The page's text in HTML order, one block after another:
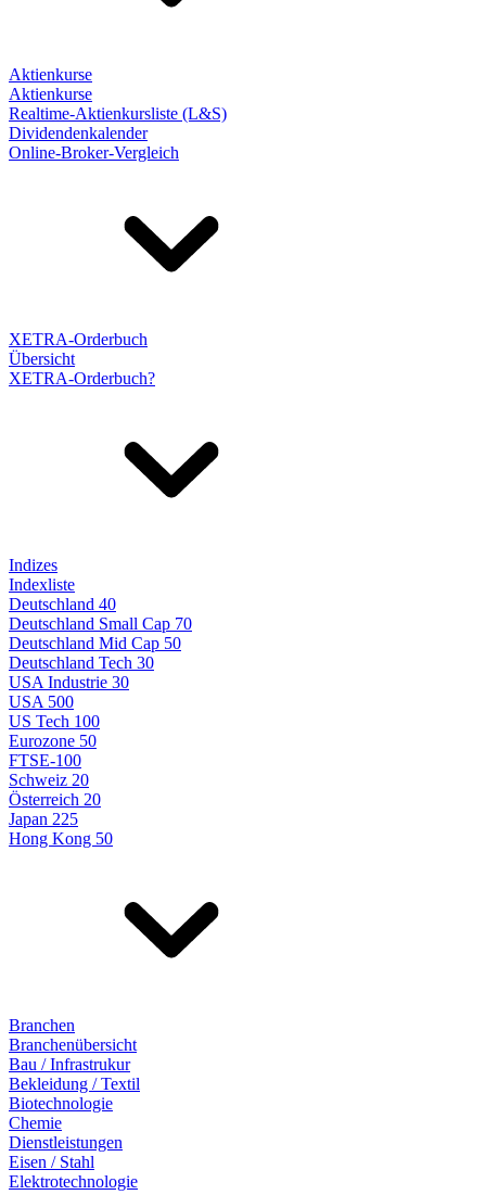
Aktienkurse
Aktienkurse
Realtime-Aktienkursliste (L&S)
Dividendenkalender
Online-Broker-Vergleich
XETRA-Orderbuch
Übersicht
XETRA-Orderbuch?
Indizes
Indexliste
Deutschland 40
Deutschland Small Cap 70
Deutschland Mid Cap 50
Deutschland Tech 30
USA Industrie 30
USA 500
US Tech 100
Eurozone 50
FTSE-100
Schweiz 20
Österreich 20
Japan 225
Hong Kong 50
Branchen
Branchenübersicht
Bau / Infrastrukur
Bekleidung / Textil
Biotechnologie
Chemie
Dienstleistungen
Eisen / Stahl
Elektrotechnologie